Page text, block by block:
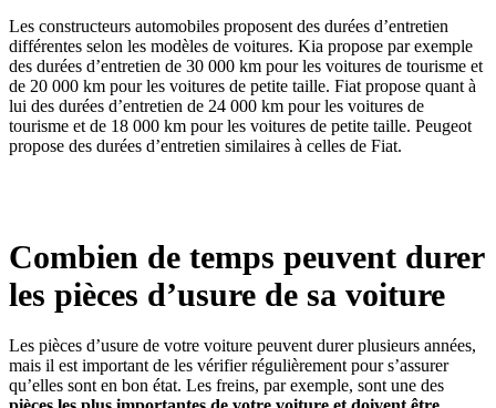
Les constructeurs automobiles proposent des durées d’entretien
différentes selon les modèles de voitures. Kia propose par exemple
des durées d’entretien de 30 000 km pour les voitures de tourisme et
de 20 000 km pour les voitures de petite taille. Fiat propose quant à
lui des durées d’entretien de 24 000 km pour les voitures de
tourisme et de 18 000 km pour les voitures de petite taille. Peugeot
propose des durées d’entretien similaires à celles de Fiat.
Combien de temps peuvent durer
les pièces d’usure de sa voiture
Les pièces d’usure de votre voiture peuvent durer plusieurs années,
mais il est important de les vérifier régulièrement pour s’assurer
qu’elles sont en bon état. Les freins, par exemple, sont une des